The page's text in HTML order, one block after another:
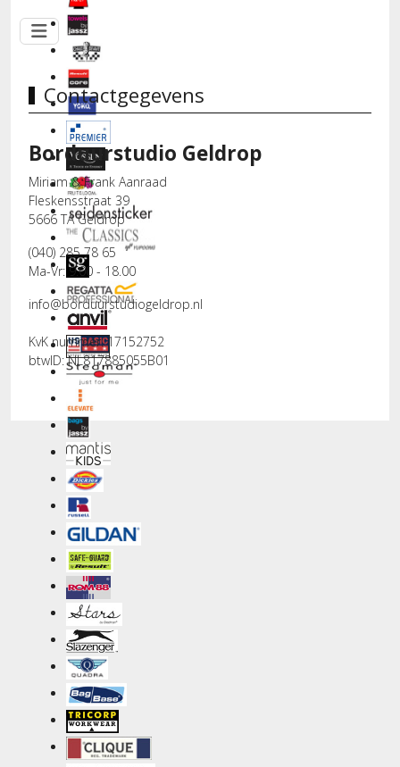
Contactgegevens
Borduurstudio Geldrop
Miriam & Frank Aanraad
Fleskensstraat 39
5666 TA Geldrop
(040) 285 78 65
Ma-Vr: 9.00 - 18.00
info@borduurstudiogeldrop.nl
KvK nummer: 17152752
btwID: NL817885055B01